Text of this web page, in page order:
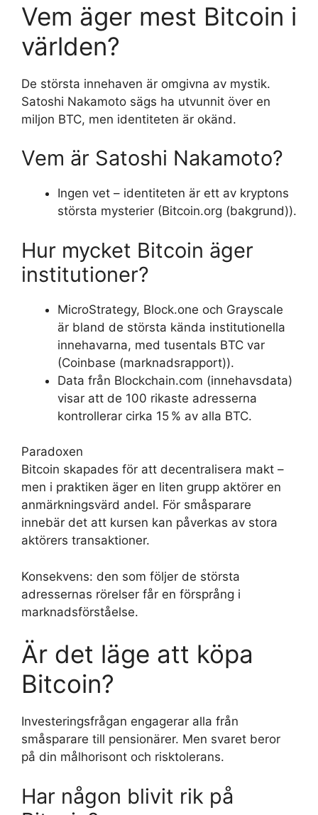
Vem äger mest Bitcoin i
världen?
De största innehaven är omgivna av mystik.
Satoshi Nakamoto sägs ha utvunnit över en
miljon BTC, men identiteten är okänd.
Vem är Satoshi Nakamoto?
Ingen vet – identiteten är ett av kryptons
största mysterier (Bitcoin.org (bakgrund)).
Hur mycket Bitcoin äger
institutioner?
MicroStrategy, Block.one och Grayscale
är bland de största kända institutionella
innehavarna, med tusentals BTC var
(Coinbase (marknadsrapport)).
Data från Blockchain.com (innehavsdata)
visar att de 100 rikaste adresserna
kontrollerar cirka 15 % av alla BTC.
Paradoxen
Bitcoin skapades för att decentralisera makt –
men i praktiken äger en liten grupp aktörer en
anmärkningsvärd andel. För småsparare
innebär det att kursen kan påverkas av stora
aktörers transaktioner.
Konsekvens: den som följer de största
adressernas rörelser får en försprång i
marknadsförståelse.
Är det läge att köpa
Bitcoin?
Investeringsfrågan engagerar alla från
småsparare till pensionärer. Men svaret beror
på din målhorisont och risktolerans.
Har någon blivit rik på